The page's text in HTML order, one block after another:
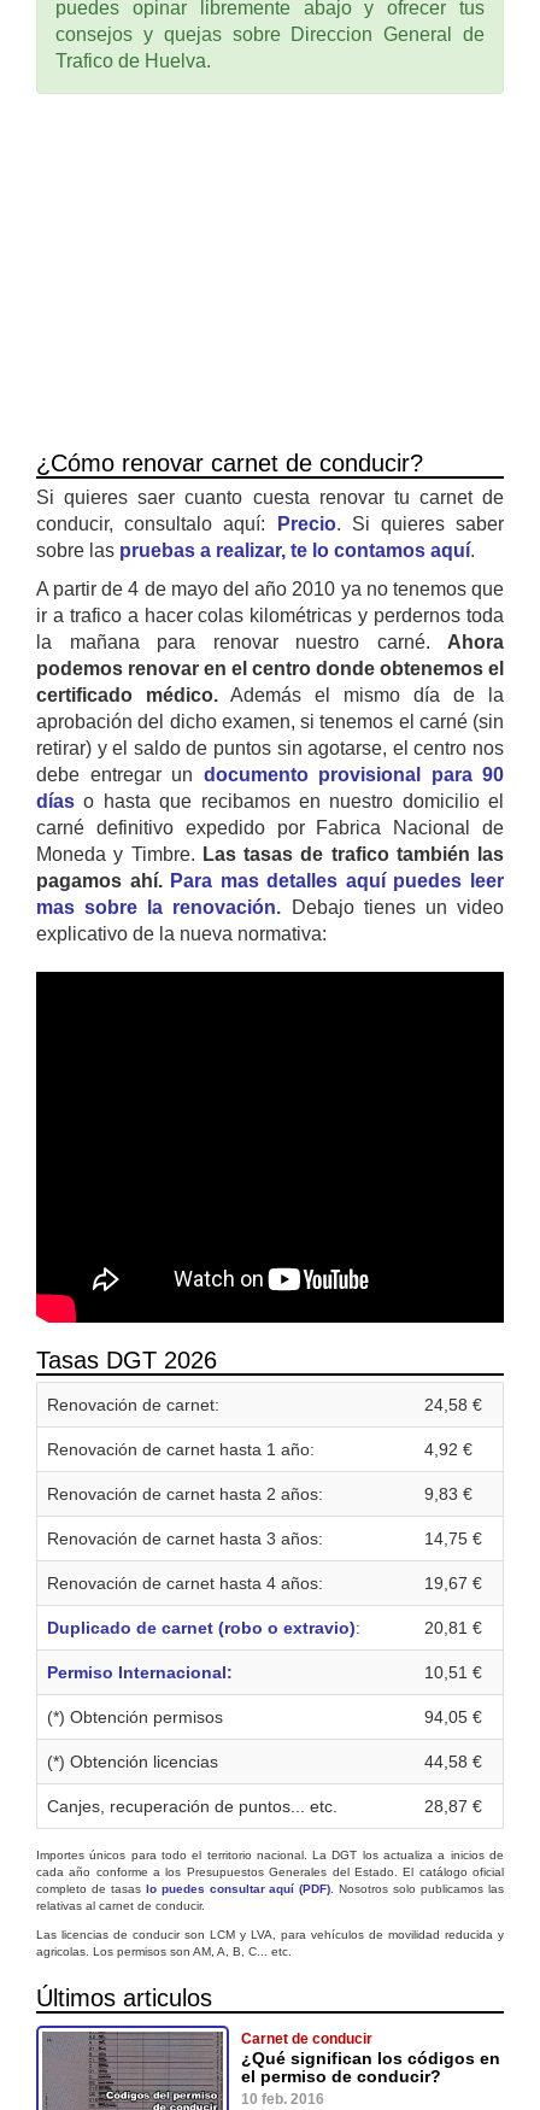
puedes opinar libremente abajo y ofrecer tus
consejos y quejas sobre Direccion General de
Trafico de Huelva.
¿Cómo renovar carnet de conducir?
Si quieres saer cuanto cuesta renovar tu carnet de
conducir, consultalo aquí:
Precio. Si quieres saber
sobre las pruebas a realizar, te lo contamos aquí.
A partir de 4 de mayo del año 2010 ya no tenemos que
ir a trafico a hacer colas kilométricas y perdernos toda
la mañana para renovar nuestro carné. Ahora
podemos renovar en el centro donde obtenemos el
certificado médico. Además el mismo día de la
aprobación del dicho examen, si tenemos el carné (sin
retirar) y el saldo de puntos sin agotarse, el centro nos
debe entregar un documento provisional para 90
días o hasta que recibamos en nuestro domicilio el
carné definitivo expedido por Fabrica Nacional de
Moneda y Timbre. Las tasas de trafico también las
pagamos ahí. Para mas detalles aquí puedes leer
mas sobre la renovación. Debajo tienes un video
explicativo de la nueva normativa:
Tasas DGT 2026
Renovación de carnet: 24,58 €
Renovación de carnet hasta 1 año: 4,92 €
Renovación de carnet hasta 2 años: 9,83 €
Renovación de carnet hasta 3 años: 14,75 €
Renovación de carnet hasta 4 años: 19,67 €
Duplicado de carnet (robo o extravio): 20,81 €
Permiso Internacional: 10,51 €
(*) Obtención permisos 94,05 €
(*) Obtención licencias 44,58 €
Canjes, recuperación de puntos... etc. 28,87 €
Importes únicos para todo el territorio nacional. La DGT los actualiza a inicios de
cada año conforme a los Presupuestos Generales del Estado. El catálogo oficial
completo de tasas lo puedes consultar aquí (PDF). Nosotros solo publicamos las
relativas al carnet de conducir.
Las licencias de conducir son LCM y LVA, para vehículos de movilidad reducida y
agricolas. Los permisos son AM, A, B, C... etc.
Últimos articulos
Carnet de conducir
¿Qué significan los códigos en
el permiso de conducir?
10 feb. 2016